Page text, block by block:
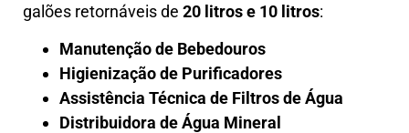
galões retornáveis de 20 litros e 10 litros:
Manutenção de Bebedouros
Higienização de Purificadores
Assistência Técnica de Filtros de Água
Distribuidora de Água Mineral